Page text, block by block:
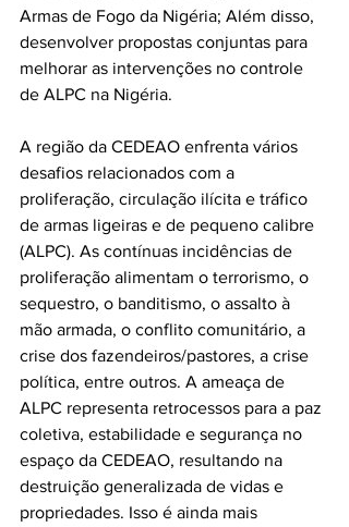
Armas de Fogo da Nigéria; Além disso,
desenvolver propostas conjuntas para
melhorar as intervenções no controle
de ALPC na Nigéria.
A região da CEDEAO enfrenta vários
desafios relacionados com a
proliferação, circulação ilícita e tráfico
de armas ligeiras e de pequeno calibre
(ALPC). As contínuas incidências de
proliferação alimentam o terrorismo, o
sequestro, o banditismo, o assalto à
mão armada, o conflito comunitário, a
crise dos fazendeiros/pastores, a crise
política, entre outros. A ameaça de
ALPC representa retrocessos para a paz
coletiva, estabilidade e segurança no
espaço da CEDEAO, resultando na
destruição generalizada de vidas e
propriedades. Isso é ainda mais